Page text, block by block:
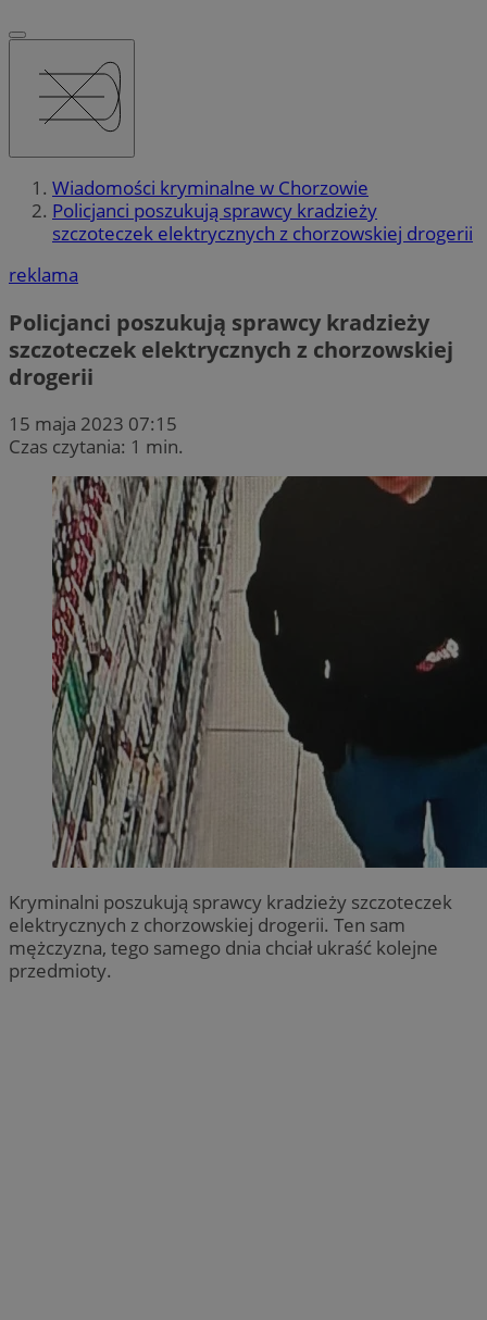
Wiadomości kryminalne w Chorzowie
Policjanci poszukują sprawcy kradzieży
szczoteczek elektrycznych z chorzowskiej drogerii
reklama
Policjanci poszukują sprawcy kradzieży
szczoteczek elektrycznych z chorzowskiej
drogerii
15 maja 2023 07:15
Czas czytania: 1 min.
Kryminalni poszukują sprawcy kradzieży szczoteczek
elektrycznych z chorzowskiej drogerii. Ten sam
mężczyzna, tego samego dnia chciał ukraść kolejne
przedmioty.